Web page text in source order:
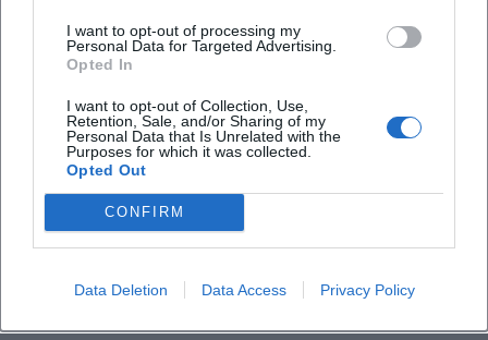
I want to opt-out of processing my
Personal Data for Targeted Advertising.
Opted In
I want to opt-out of Collection, Use,
Retention, Sale, and/or Sharing of my
Personal Data that Is Unrelated with the
Purposes for which it was collected.
Opted Out
CONFIRM
Data Deletion Data Access Privacy Policy